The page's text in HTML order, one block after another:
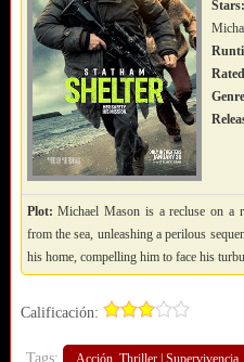
Stars:
Plot: Michael Mason is a recluse on a
from the sea, unleashing a perilous
his home, compelling him to face his
Calificación:
Tags: Acción. Thriller | Supervivencia